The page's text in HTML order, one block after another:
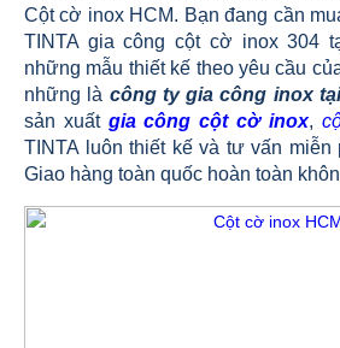
Cột cờ inox HCM. Bạn đang cần
TINTA gia công cột cờ inox 304
những mẫu thiết kế theo yêu cầu
những là công ty gia công inox
sản xuất gia công cột cờ inox,
TINTA luôn thiết kế và tư vấn miễn
Giao hàng toàn quốc hoàn toàn